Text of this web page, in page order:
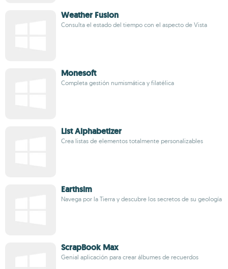
Weather Fusion
Consulta el estado del tiempo con el aspecto de Vista
Monesoft
Completa gestión numismática y filatélica
List Alphabetizer
Crea listas de elementos totalmente personalizables
Earthsim
Navega por la Tierra y descubre los secretos de su geología
ScrapBook Max
Genial aplicación para crear álbumes de recuerdos